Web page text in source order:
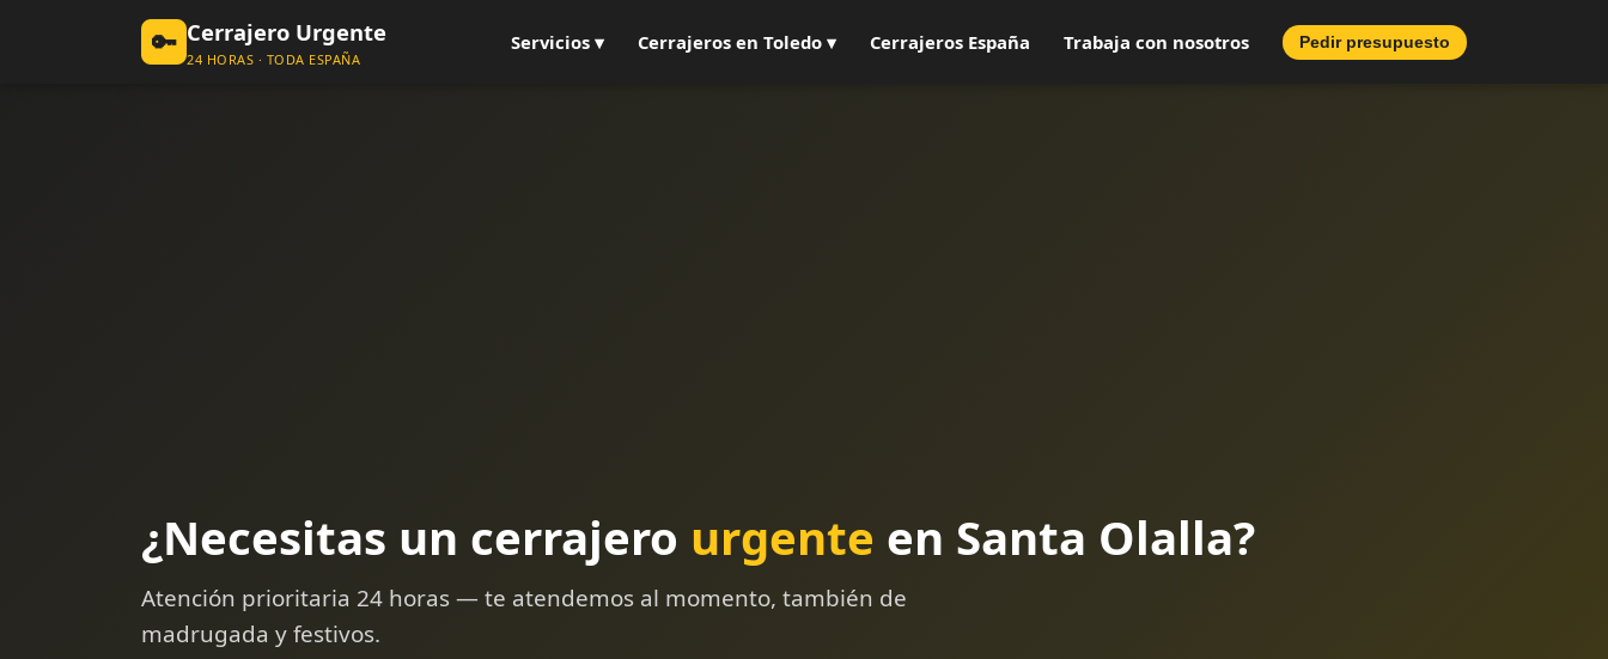
🔑 Cerrajero Urgente
24 HORAS · TODA ESPAÑA
Servicios ▾ Cerrajeros en Toledo ▾ Cerrajeros España Trabaja con nosotros Pedir presupuesto
¿Necesitas un cerrajero urgente en Santa Olalla?
Atención prioritaria 24 horas — te atendemos al momento, también de
madrugada y festivos.